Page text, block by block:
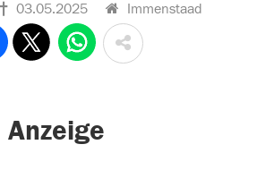
03.05.2025 Immenstaad
Anzeige